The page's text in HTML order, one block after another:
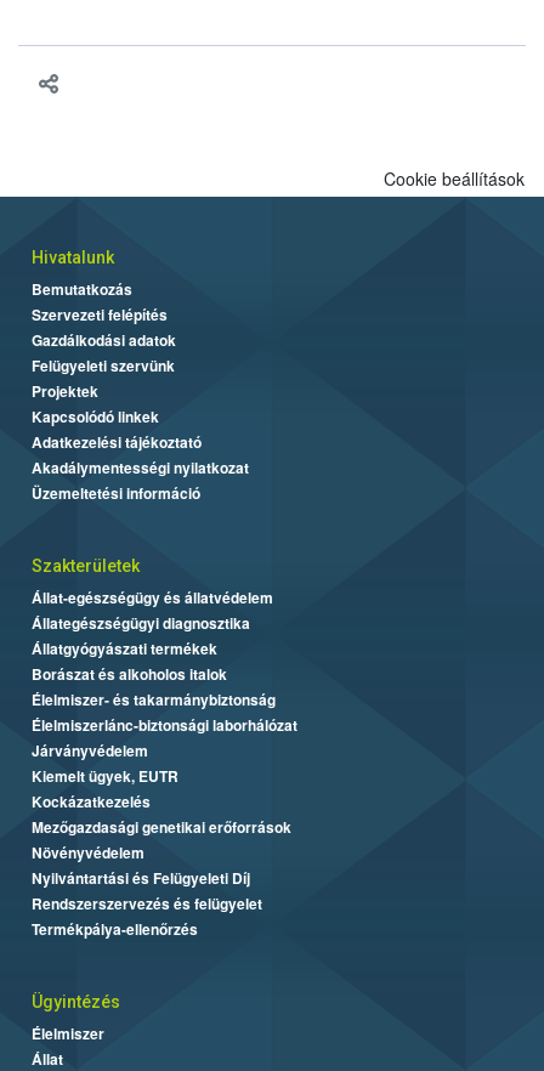
Cookie beállítások
Hivatalunk
Bemutatkozás
Szervezeti felépítés
Gazdálkodási adatok
Felügyeleti szervünk
Projektek
Kapcsolódó linkek
Adatkezelési tájékoztató
Akadálymentességi nyilatkozat
Üzemeltetési információ
Szakterületek
Állat-egészségügy és állatvédelem
Állategészségügyi diagnosztika
Állatgyógyászati termékek
Borászat és alkoholos italok
Élelmiszer- és takarmánybiztonság
Élelmiszerlánc-biztonsági laborhálózat
Járványvédelem
Kiemelt ügyek, EUTR
Kockázatkezelés
Mezőgazdasági genetikai erőforrások
Növényvédelem
Nyilvántartási és Felügyeleti Díj
Rendszerszervezés és felügyelet
Termékpálya-ellenőrzés
Ügyintézés
Élelmiszer
Állat